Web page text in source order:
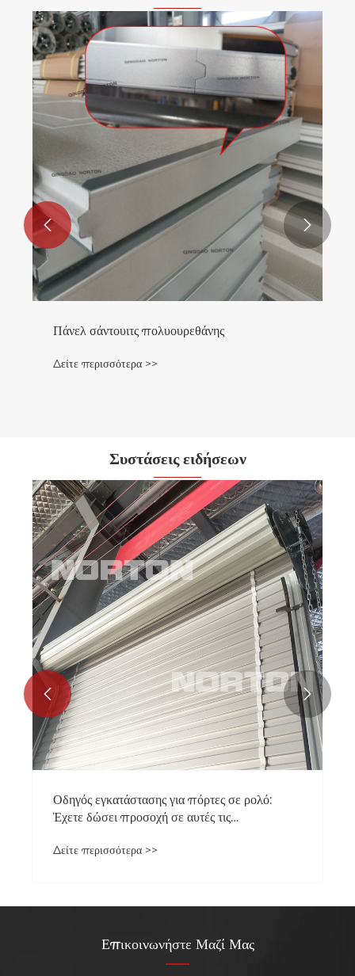
Πάνελ σάντουιτς πολυουρεθάνης
Δείτε περισσότερα >>
 
Συστάσεις ειδήσεων
Οδηγός εγκατάστασης για πόρτες σε ρολό:
Έχετε δώσει προσοχή σε αυτές τις
Δείτε περισσότερα >>
 
Επικοινωνήστε Μαζί Μας